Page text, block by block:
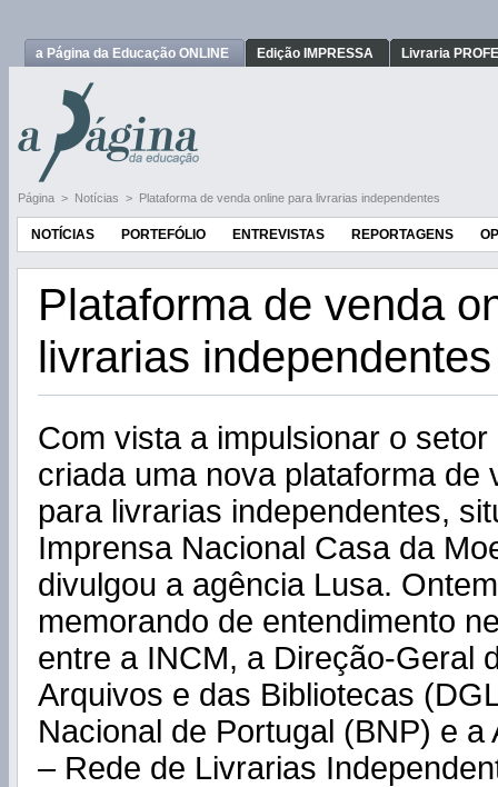
a Página da Educação ONLINE Edição IMPRESSA Livraria
Página > Notícias > Plataforma de venda online para livrarias independentes
NOTÍCIAS PORTEFÓLIO ENTREVISTAS REPORTAGENS
Plataforma de venda
livrarias independentes
Com vista a impulsionar o
criada uma nova plataforma de
para livrarias independentes,
Imprensa Nacional Casa da
divulgou a agência Lusa.
memorando de entendimento
entre a INCM, a Direção-Geral
Arquivos e das Bibliotecas
Nacional de Portugal (BNP) e a
– Rede de Livrarias